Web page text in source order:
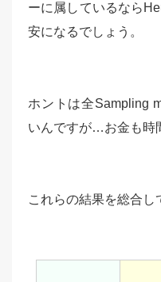
ーに属しているなら
安になるでしょう。
ホントは全Sampling
いんですが…お金も時
これらの結果を総合し